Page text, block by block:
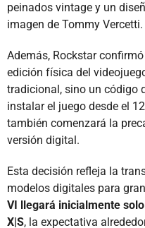
peinados vintage y un
imagen de Tommy Vercetti.
Además, Rockstar
edición física del
tradicional, sino un código
instalar el juego desde el
también comenzará la
versión digital.
Esta decisión refleja la
modelos digitales para
VI llegará inicialmente
X|S, la expectativa